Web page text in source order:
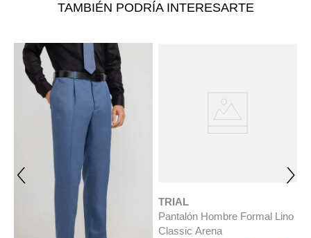
TAMBIÉN PODRÍA INTERESARTE
TRIAL
Pantalón Hombre Formal Lino
Classic Arena